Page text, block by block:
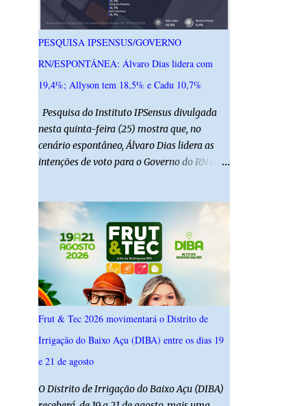
PESQUISA IPSENSUS/GOVERNO
RN/ESPONTÂNEA: Álvaro Dias lidera com
19,4%; Allyson tem 18,5% e Cadu 10,7%
Pesquisa do Instituto IPSensus divulgada
nesta quinta-feira (25) mostra que, no
cenário espontâneo, Álvaro Dias lidera as
intenções de voto para o Governo do RN com
somaram 6,4% e outros 43,8% não
souberam responder. A pesquisa IPSsensus
ouviu 1.500 eleitores em todas as regiões do
Rio Grande do Norte entre os dias 18 e 22 de
junho de 2026. O levantamento possui
margem de erro de 2,5 pontos percentuais e
nível de confiança de 95%. Registro no TSE:
RN-09520/2026
Frut & Tec 2026 movimentará o Distrito de
Irrigação do Baixo Açu (DIBA) entre os dias 19
e 21 de agosto
O Distrito de Irrigação do Baixo Açu (DIBA)